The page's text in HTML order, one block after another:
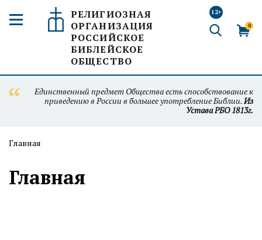
РЕЛИГИОЗНАЯ
ОРГАНИЗАЦИЯ
РОССИЙСКОЕ
БИБЛЕЙСКОЕ
ОБЩЕСТВО
12+
0
Единственный предмет Общества есть способствование к
приведению в России в большее употребление Библии.Из
Устава РБО 1813г.
Главная
Главная